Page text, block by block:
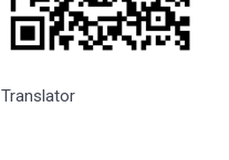
Translator